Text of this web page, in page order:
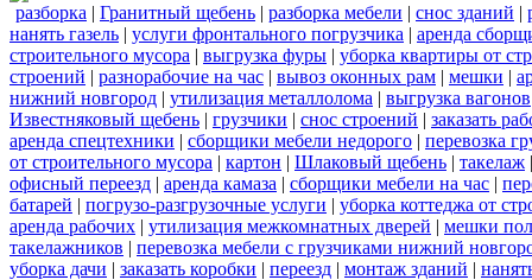
разборка | Гранитный щебень | разборка мебели | снос зданий |
нанять газель | услуги фронтального погрузчика | аренда
строительного мусора | выгрузка фуры | уборка квартиры от
строений | разнорабочие на час | вывоз оконных рам | мешки |
нижний новгород | утилизация металлолома | выгрузка вагонов
Известняковый щебень | грузчики | снос строений | заказать
аренда спецтехники | сборщики мебели недорого | перевозка
от строительного мусора | картон | Шлаковый щебень | такелаж
офисный переезд | аренда камаза | сборщики мебели на час |
батарей | погрузо-разгрузочные услуги | уборка коттеджа от
аренда рабочих | утилизация межкомнатных дверей | мешки
такелажников | перевозка мебели с грузчиками нижний
уборка дачи | заказать коробки | переезд | монтаж зданий |